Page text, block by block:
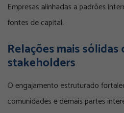
Empresas alinhadas a padrões
fontes de capital.
Relações mais sólidas
stakeholders
O engajamento estruturado
comunidades e demais partes